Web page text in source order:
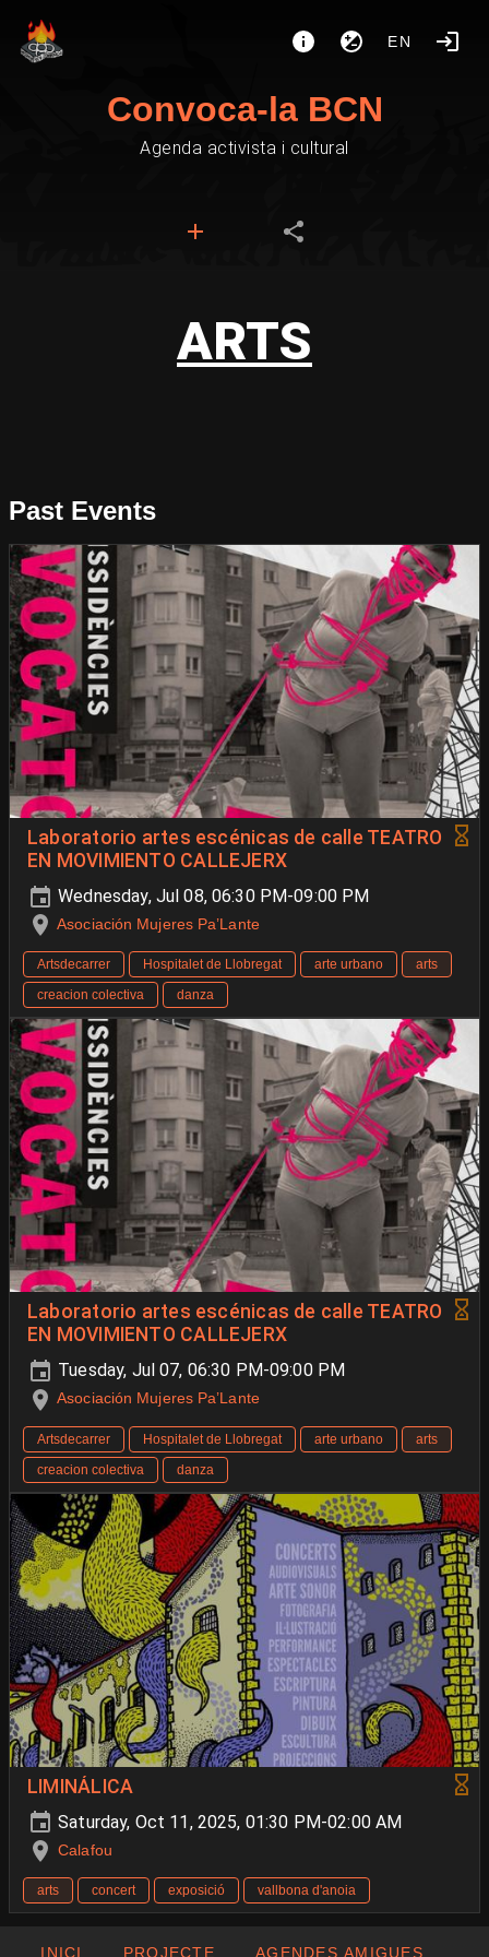
EN
Convoca-la BCN
Agenda activista i cultural
ARTS
Past Events
Laboratorio artes escénicas de calle TEATRO
EN MOVIMIENTO CALLEJERX
Wednesday, Jul 08, 06:30 PM-09:00 PM
Asociación Mujeres Pa’Lante
Artsdecarrer Hospitalet de Llobregat arte urbano
arts
creacion colectiva
danza
Laboratorio artes escénicas de calle TEATRO
EN MOVIMIENTO CALLEJERX
Tuesday, Jul 07, 06:30 PM-09:00 PM
Asociación Mujeres Pa’Lante
Artsdecarrer Hospitalet de Llobregat arte urbano
arts
creacion colectiva
danza
LIMINÁLICA
Saturday, Oct 11, 2025, 01:30 PM-02:00 AM
Calafou
arts concert exposició vallbona d'anoia
INICI PROJECTE AGENDES AMIGUES